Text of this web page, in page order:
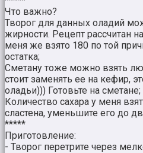
Что важно?
Творог для данных оладий
жирности. Рецепт рассчитан
меня же взято 180 по той
остатка;
Сметану тоже можно взять
стоит заменять ее на кефир,
оладьи))) Готовьте на сметане;
Количество сахара у меня
сластена, уменьшите его до
*****
Приготовление:
- Творог перетрите через